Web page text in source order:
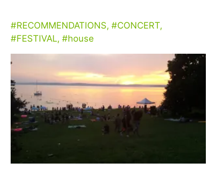
RECOMMENDATIONS, CONCERT,
FESTIVAL, house